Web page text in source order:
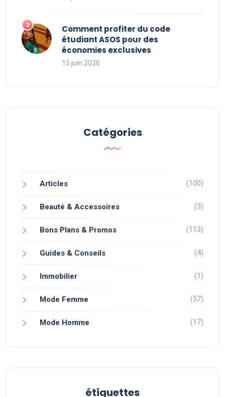
Comment profiter du code
étudiant ASOS pour des
économies exclusives
15 juin 2026
Catégories
Articles (100)
Beauté & Accessoires (3)
Bons Plans & Promos (113)
Guides & Conseils (4)
Immobilier (1)
Mode Femme (57)
Mode Homme (17)
étiquettes